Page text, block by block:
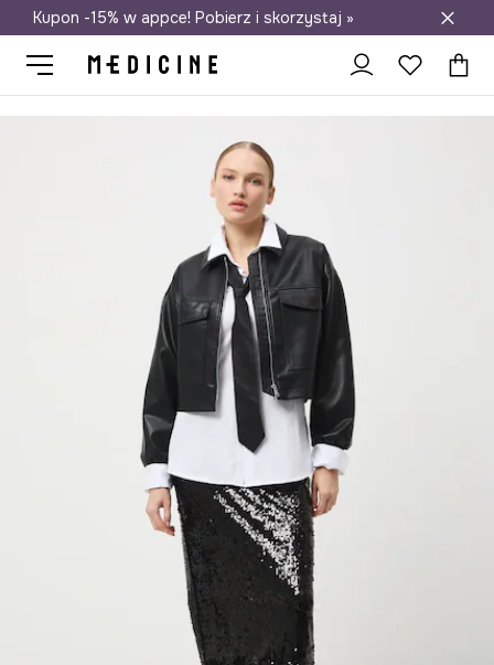
Darmowa dostawa do salonów
Kupon -15% w appce! Pobierz i skorzystaj »